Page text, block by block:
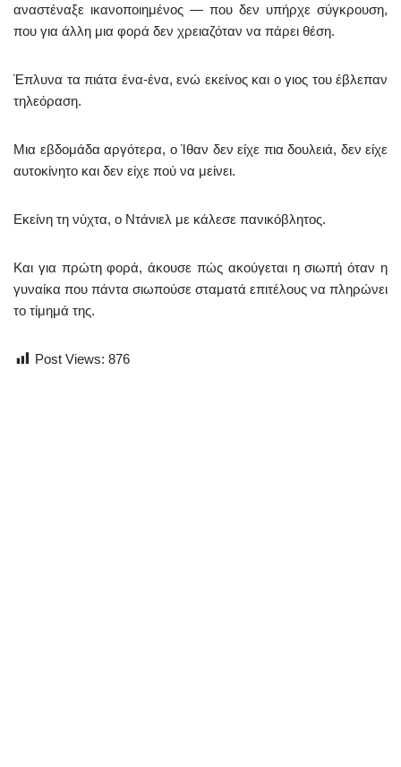
αναστέναξε ικανοποιημένος — που δεν υπήρχε σύγκρουση,
που για άλλη μια φορά δεν χρειαζόταν να πάρει θέση.
Έπλυνα τα πιάτα ένα-ένα, ενώ εκείνος και ο γιος του έβλεπαν
τηλεόραση.
Μια εβδομάδα αργότερα, ο Ίθαν δεν είχε πια δουλειά, δεν είχε
αυτοκίνητο και δεν είχε πού να μείνει.
Εκείνη τη νύχτα, ο Ντάνιελ με κάλεσε πανικόβλητος.
Και για πρώτη φορά, άκουσε πώς ακούγεται η σιωπή όταν η
γυναίκα που πάντα σιωπούσε σταματά επιτέλους να πληρώνει
το τίμημά της.
Post Views: 876